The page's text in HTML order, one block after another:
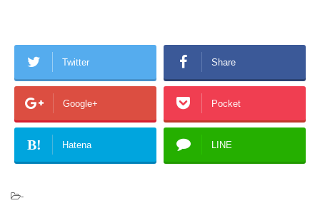
Twitter Share
Google+ Pocket
B! Hatena LINE
-